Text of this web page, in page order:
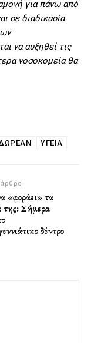
για πάνω από
σε διαδικασία
να αυξηθεί τις
νοσοκομεία θα
ΥΓΕΙΑ
«φοράει» τα
της: Σήμερα
δέντρο